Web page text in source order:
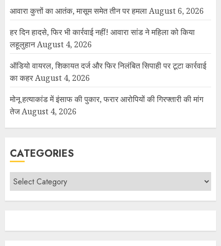
आवारा कुत्तों का आतंक, मासूम समेत तीन पर हमलाAugust 6, 2026
हर दिन हादसे, फिर भी कार्रवाई नहीं! आवारा सांड ने महिला को किया
लहूलुहानAugust 4, 2026
ऑडियो वायरल, शिकायत दर्ज और फिर निलंबित सिपाही पर टूटा कार्रवाई
का कहरAugust 4, 2026
मोनू हत्याकांड में इंसाफ की पुकार, फरार आरोपियों की गिरफ्तारी की मांग
तेजAugust 4, 2026
CATEGORIES